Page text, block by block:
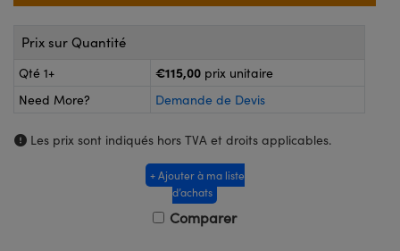
ou Coupleurs
de Poche ou à Mesure Directe
: Caméras
Optiques Lightpath
Labs™
Prix sur Quantité
Qté 1+ €115,00 prix unitaire
Need More?
Demande de Devis
Les prix sont indiqués hors TVA et droits applicables.
+ Ajouter à ma liste
d’achats
Comparer